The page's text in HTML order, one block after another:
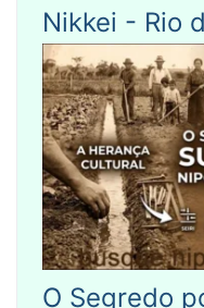
Nikkei - Rio
O Segredo